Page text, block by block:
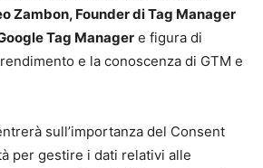
Zambon, Founder di Tag Manager
Tag Manager e figura di
e la conoscenza di GTM e
sull’importanza del Consent
per gestire i dati relativi alle